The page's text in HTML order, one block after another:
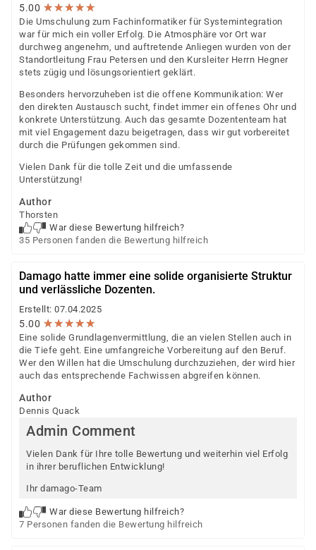
5.00 ★★★★★
★★★★★
Die Umschulung zum Fachinformatiker für Systemintegration
war für mich ein voller Erfolg. Die Atmosphäre vor Ort war
durchweg angenehm, und auftretende Anliegen wurden von der
Standortleitung Frau Petersen und den Kursleiter Herrn Hegner
stets zügig und lösungsorientiert geklärt.
Besonders hervorzuheben ist die offene Kommunikation: Wer
den direkten Austausch sucht, findet immer ein offenes Ohr und
konkrete Unterstützung. Auch das gesamte Dozententeam hat
mit viel Engagement dazu beigetragen, dass wir gut vorbereitet
durch die Prüfungen gekommen sind.
Vielen Dank für die tolle Zeit und die umfassende
Unterstützung!
Author
Thorsten
War diese Bewertung hilfreich?
35 Personen fanden die Bewertung hilfreich
Damago hatte immer eine solide organisierte Struktur
und verlässliche Dozenten.
Erstellt: 07.04.2025
5.00 ★★★★★
★★★★★
Eine solide Grundlagenvermittlung, die an vielen Stellen auch in
die Tiefe geht. Eine umfangreiche Vorbereitung auf den Beruf.
Wer den Willen hat die Umschulung durchzuziehen, der wird hier
auch das entsprechende Fachwissen abgreifen können.
Author
Dennis Quack
Admin Comment
Vielen Dank für Ihre tolle Bewertung und weiterhin viel Erfolg
in ihrer beruflichen Entwicklung!
Ihr damago-Team
War diese Bewertung hilfreich?
7 Personen fanden die Bewertung hilfreich